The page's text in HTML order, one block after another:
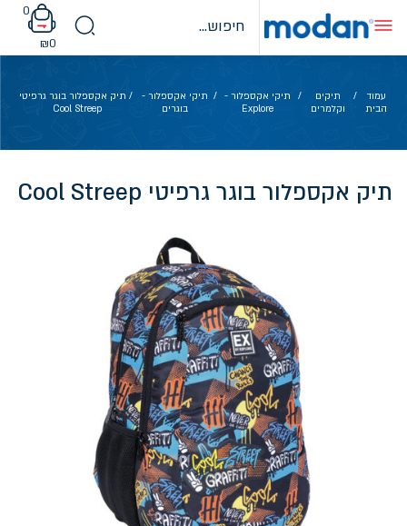
content
0
₪0
עמוד
הבית
/
תיקים
וקלמרים
/
תיקי אקספלור -
Explore
/ תיקי אקספלור -
בוגרים
/ תיק אקספלור בוגר גרפיטי
Cool Streep
תיק אקספלור בוגר גרפיטי Cool Streep